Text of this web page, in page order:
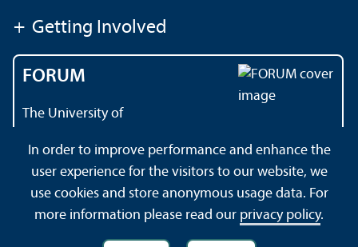
+ Getting Involved
FORUM
The University of
Contact About this Site Privacy Policy Sitemap
In order to improve performance and enhance the
user experience for the visitors to our website, we
use cookies and store anonymous usage data. For
more information please read our privacy policy.